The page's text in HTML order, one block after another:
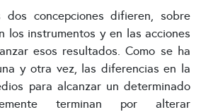
dos concepciones difieren, sobre
los instrumentos y en las acciones
esos resultados. Como se ha
y otra vez, las diferencias en la
para alcanzar un determinado
terminan por alterar